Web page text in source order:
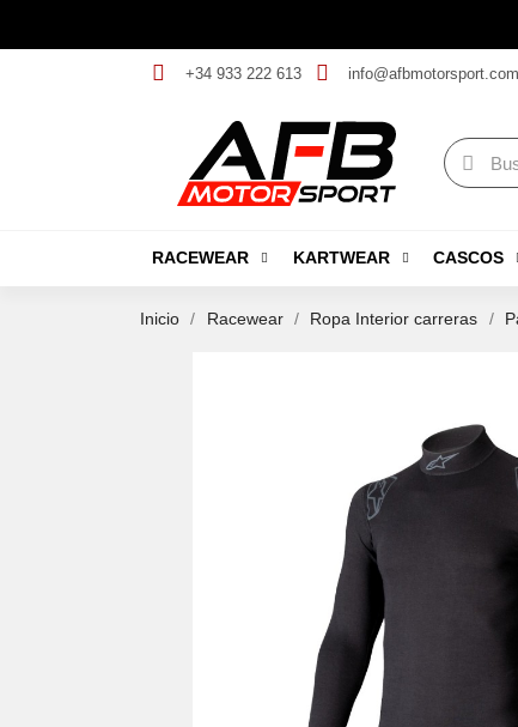
+34 933 222 613 info@afbmotorsport.com
RACEWEAR KARTWEAR CASCOS
Inicio Racewear Ropa Interior carreras